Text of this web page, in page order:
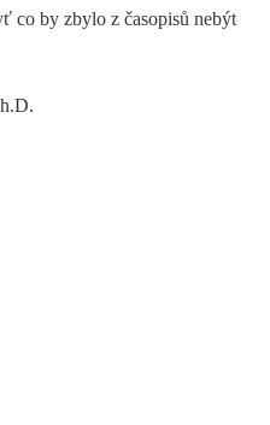
co by zbylo z časopisů nebýt